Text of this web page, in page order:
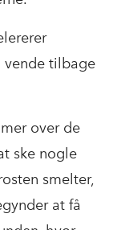
vende tilbage
over de
ske nogle
smelter,
at få